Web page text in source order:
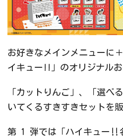
お好きなメインメニューに
イキュー!!」のオリジナル
「カットりんご」、「選べ
いてくるすきすきセットを販
第 1 弾では「ハイキュー‼